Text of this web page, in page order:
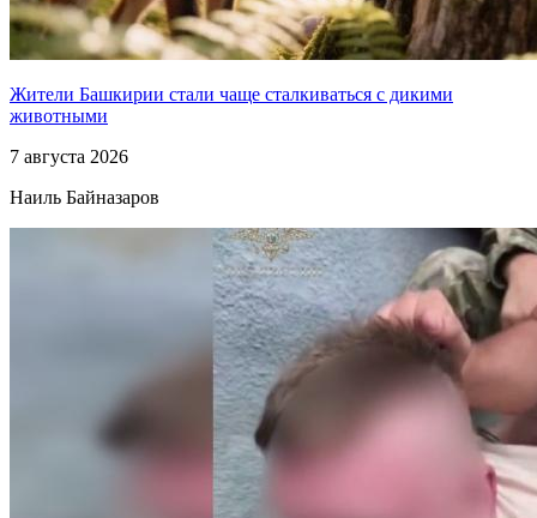
Жители Башкирии стали чаще сталкиваться с дикими
животными
7 августа 2026
Наиль Байназаров